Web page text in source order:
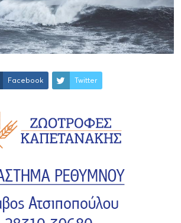
Facebook Twitter